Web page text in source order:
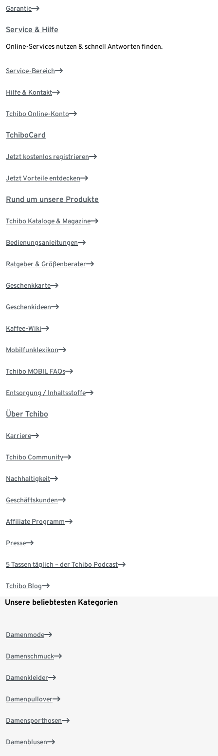
Garantie
Service & Hilfe
Online-Services nutzen & schnell Antworten finden.
Service-Bereich
Hilfe & Kontakt
Tchibo Online-Konto
TchiboCard
Jetzt kostenlos registrieren
Jetzt Vorteile entdecken
Rund um unsere Produkte
Tchibo Kataloge & Magazine
Bedienungsanleitungen
Ratgeber & Größenberater
Geschenkkarte
Geschenkideen
Kaffee-Wiki
Mobilfunklexikon
Tchibo MOBIL FAQs
Entsorgung / Inhaltsstoffe
Über Tchibo
Karriere
Tchibo Community
Nachhaltigkeit
Geschäftskunden
Affiliate Programm
Presse
5 Tassen täglich – der Tchibo Podcast
Tchibo Blog
Unsere beliebtesten Kategorien
Damenmode
Damenschmuck
Damenkleider
Damenpullover
Damensporthosen
Damenblusen